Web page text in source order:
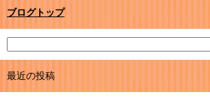
ブログトップ
最近の投稿